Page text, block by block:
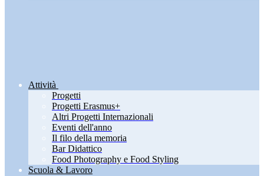
Attività
Progetti
Progetti Erasmus+
Altri Progetti Internazionali
Eventi dell'anno
Il filo della memoria
Bar Didattico
Food Photography e Food Styling
Scuola & Lavoro